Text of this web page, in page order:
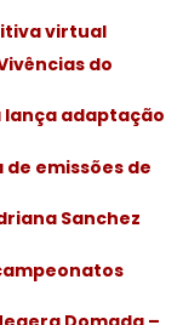
virtual
do
lança adaptação
emissões de
Sanchez